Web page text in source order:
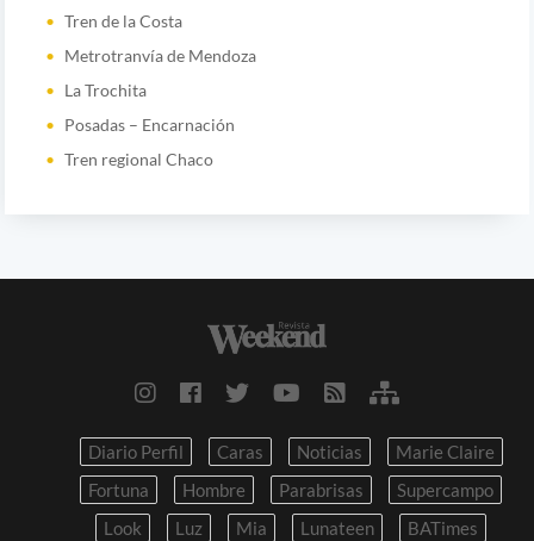
Tren de la Costa
Metrotranvía de Mendoza
La Trochita
Posadas – Encarnación
Tren regional Chaco
Diario Perfil Caras Noticias
Marie Claire
Fortuna
Hombre Parabrisas
Supercampo
Look
Luz Mia Lunateen BATimes